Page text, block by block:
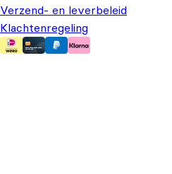
Verzend- en leverbeleid
Klachtenregeling